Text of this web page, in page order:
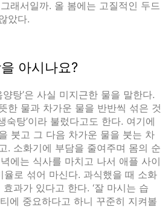
래서일까. 올 봄에는 고질적인 두드
았다.
아시나요?
탕’은 사실 미지근한 물을 말한다.
한 물과 차가운 물을 반반씩 섞은 것
숙탕’이라 불렀다고도 한다. 여기에
붓고 그 다음 차가운 물을 붓는 차
. 소화기에 부담을 줄여주며 몸의 순
에는 식사를 마치고 나서 애플 사이
율로 섞어 마신다. 과식했을 때 소화
과가 있다고 한다. ‘잘 마시는 습
에 중요하다고 하니 꾸준히 지켜볼